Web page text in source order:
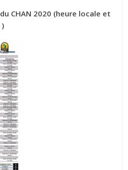
CHAN 2020 (heure locale et